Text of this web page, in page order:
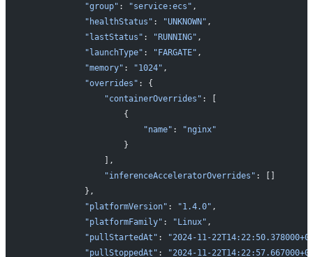
           "group"
: "service:ecs" ,
           "healthStatus"
: "UNKNOWN" ,
           "lastStatus"
: "RUNNING" ,
           "launchType"
: "FARGATE" ,
           "memory"
: "1024" ,
           "overrides"
: {
               "containerOverrides"
: [
                   {
                       "name"
:
"nginx"
                   }
               ],
               "inferenceAcceleratorOverrides"
: []
           },
           "platformVersion"
: "1.4.0" ,
           "platformFamily"
: "Linux" ,
           "pullStartedAt"
:
"2024-11-
           "pullStoppedAt"
: "2024-11-